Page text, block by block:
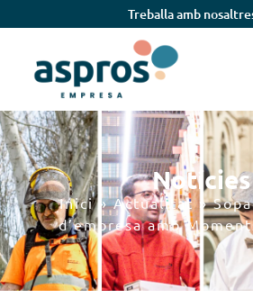
Treballa amb
Notícies
Inici»Actualitat»
d’empresa amb